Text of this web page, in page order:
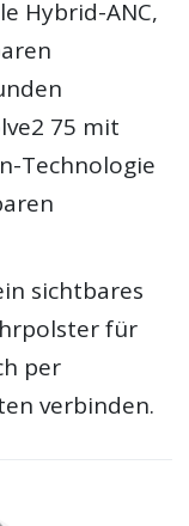
Hybrid-ANC,
75 mit
Technologie
sichtbares
für
per
verbinden.